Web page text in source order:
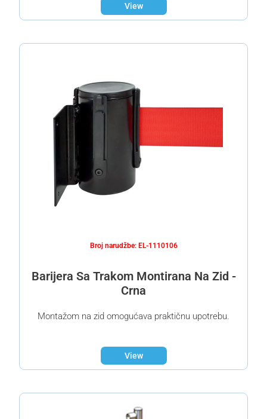
View
Broj narudžbe: EL-1110106
Barijera Sa Trakom Montirana Na Zid -
Crna
Montažom na zid omogućava praktičnu upotrebu.
View